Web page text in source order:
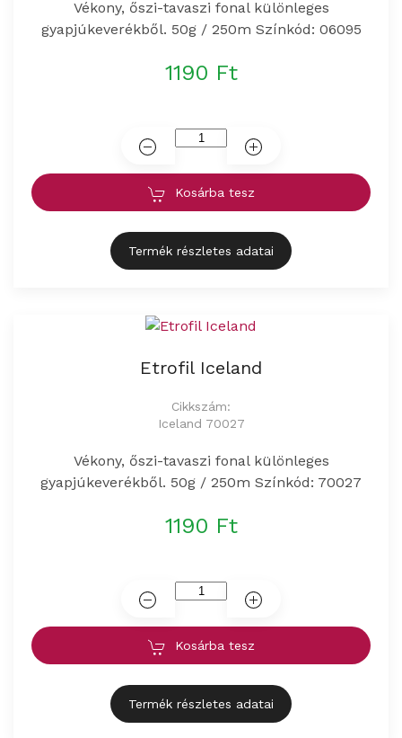
Vékony, őszi-tavaszi fonal különleges
gyapjúkeverékből. 50g / 250m Színkód: 06095
1190 Ft
Kosárba tesz
Termék részletes adatai
Etrofil Iceland
Cikkszám:
Iceland 70027
Vékony, őszi-tavaszi fonal különleges
gyapjúkeverékből. 50g / 250m Színkód: 70027
1190 Ft
Kosárba tesz
Termék részletes adatai